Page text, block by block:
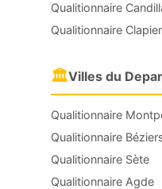
Qualitionnaire
Qualitionnaire
🏛Villes du
Qualitionnaire
Qualitionnaire
Qualitionnaire Sète
Qualitionnaire Agde